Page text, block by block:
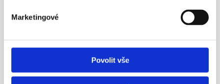
Marketingové
Povolit vše
Nezapomínejme ani na novinku – možnost mít
zároveň dvě penzijní smlouvy.
23. 5. 2016